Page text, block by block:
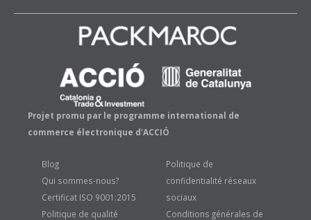
Projet promu par le programme international de
commerce électronique d'ACCIÓ
Blog
Qui sommes-nous?
Certificat ISO 9001:2015
Politique de qualité
Politique de
confidentialité réseaux
sociaux
Conditions générales de